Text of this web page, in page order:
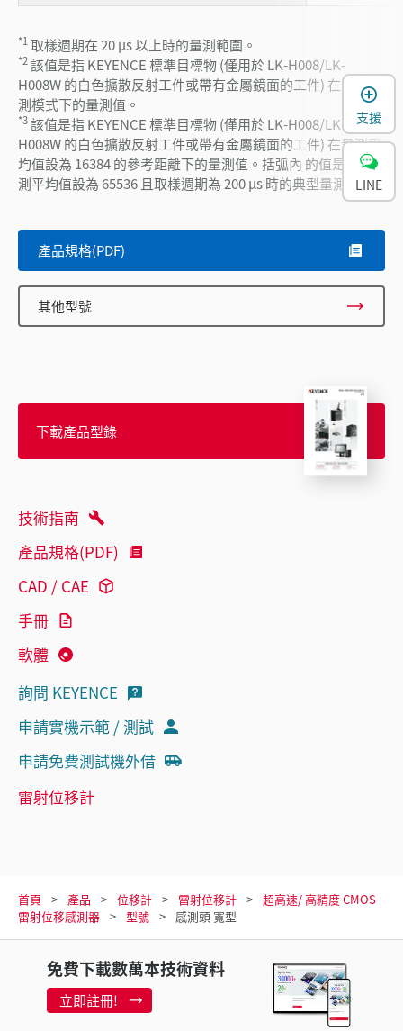
*1 取樣週期在 20 µs 以上時的量測範圍。
*2該值是指 KEYENCE 標準目標物 (僅用於 LK-H008/LK-
H008W 的白色擴散反射工件或帶有金屬鏡面的工件) 在正常量
測模式下的量測值。
*3該值是指 KEYENCE 標準目標物 (僅用於 LK-H008/LK-
H008W 的白色擴散反射工件或帶有金屬鏡面的工件) 在量測平
均值設為 16384 的參考距離下的量測值。括弧內 的值是在量
測平均值設為 65536 且取樣週期為 200 µs 時的典型量測值。
產品規格(PDF)
其他型號
下載產品型錄
技術指南
產品規格(PDF)
CAD / CAE
手冊
軟體
詢問 KEYENCE
申請實機示範 / 測試
申請免費測試機外借
雷射位移計
首頁 產品 位移計 雷射位移計
超高速/ 高精度 CMOS
雷射位移感測器
型號 感測頭 寬型
免費下載數萬本技術資料
立即註冊!
支援
LINE